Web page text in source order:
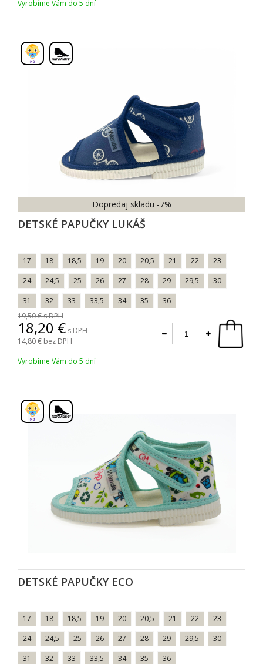
Vyrobíme Vám do 5 dní
DETSKÉ PAPUČKY LUKÁ
Dopredaj skladu -7%
17 18 18,5 19 20 20,5 21 22
23
24
24,5 25 26 27 28 29 29,5
30
31
32 33 33,5 34 35
36
19,50s DPH
18,20
s DPH
14,80 bez DPH
Vyrobíme Vám do 5 dní
DETSKÉ PAPUČKY ECO
17 18 18,5 19 20 20,5 21 22
23
24
24,5 25 26 27 28 29 29,5
30
31
32 33 33,5 34 35 36